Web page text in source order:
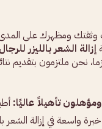
وثقتك ومظهرك على المدى
إزالة الشعر بالليزر
نحن ملتزمون بتقديم
تأهيلاً عاليًا:
واسعة في إزالة الشعر